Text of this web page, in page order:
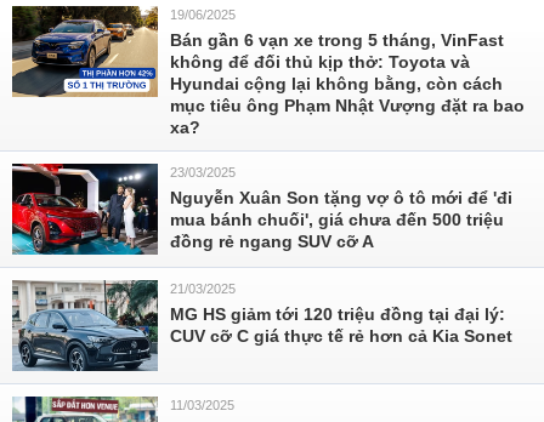
19/06/2025
Bán gần 6 vạn xe trong 5 tháng, VinFast
không để đối thủ kịp thở: Toyota và
Hyundai cộng lại không bằng, còn cách
mục tiêu ông Phạm Nhật Vượng đặt ra bao
xa?
23/03/2025
Nguyễn Xuân Son tặng vợ ô tô mới để 'đi
mua bánh chuối', giá chưa đến 500 triệu
đồng rẻ ngang SUV cỡ A
21/03/2025
MG HS giảm tới 120 triệu đồng tại đại lý:
CUV cỡ C giá thực tế rẻ hơn cả Kia Sonet
11/03/2025